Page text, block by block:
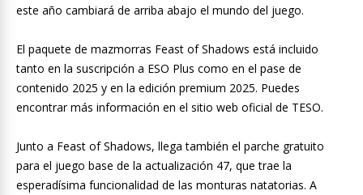
este año cambiará de arriba abajo el mundo del juego.
El paquete de mazmorras Feast of Shadows está incluido
tanto en la suscripción a ESO Plus como en el pase de
contenido 2025 y en la edición premium 2025. Puedes
encontrar más información en el sitio web oficial de TESO.
Junto a Feast of Shadows, llega también el parche gratuito
para el juego base de la actualización 47, que trae la
esperadísima funcionalidad de las monturas natatorias. A